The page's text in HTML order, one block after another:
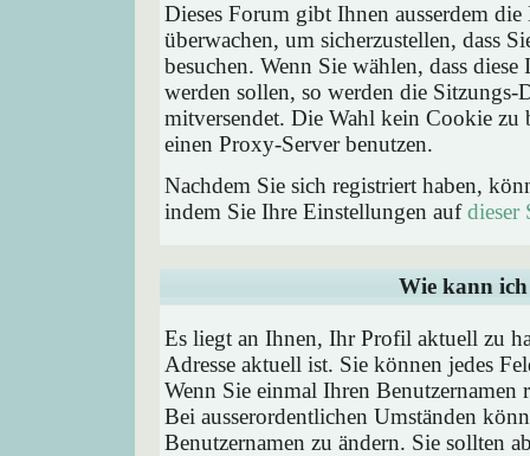
Dieses Forum gibt Ihnen ausserdem
überwachen, um sicherzustellen, dass
besuchen. Wenn Sie wählen, dass
werden sollen, so werden die
mitversendet. Die Wahl kein Cookie zu
einen Proxy-Server benutzen.
Nachdem Sie sich registriert haben,
indem Sie Ihre Einstellungen aufdieser
Wie kann
Es liegt an Ihnen, Ihr Profil aktuell zu
Adresse aktuell ist. Sie können jedes
Wenn Sie einmal Ihren
Bei ausserordentlichen Umständen
Benutzernamen zu ändern. Sie sollten